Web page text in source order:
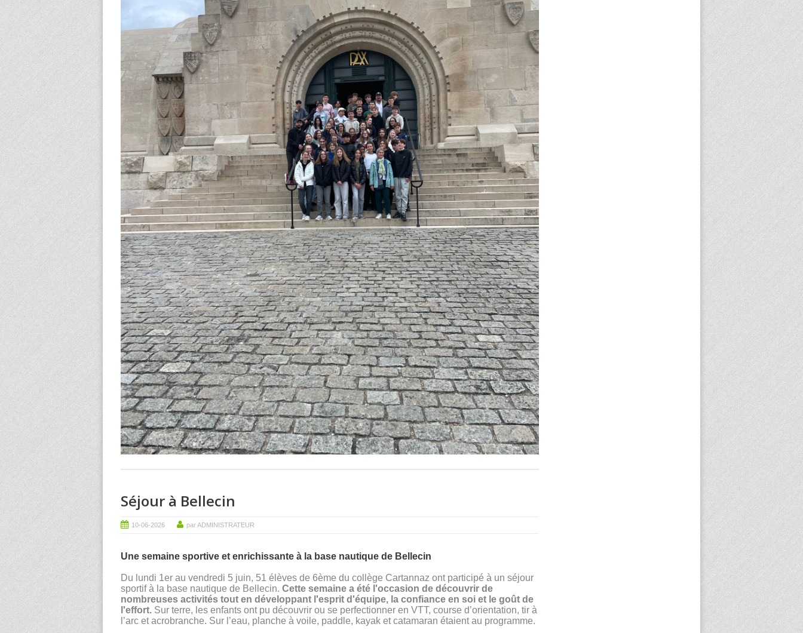
Séjour à Bellecin
10-06-2026 par ADMINISTRATEUR
Une semaine sportive et enrichissante à la base nautique de Bellecin
Du lundi 1er au vendredi 5 juin, 51 élèves de 6ème du collège Cartannaz ont participé à un séjour
sportif à la base nautique de Bellecin. Cette semaine a été l'occasion de découvrir de
nombreuses activités tout en développant l'esprit d'équipe, la confiance en soi et le goût de
l'effort. Sur terre, les enfants ont pu découvrir ou se perfectionner en VTT, course d’orientation, tir à
l’arc et acrobranche. Sur l’eau, planche à voile, paddle, kayak et catamaran étaient au programme.